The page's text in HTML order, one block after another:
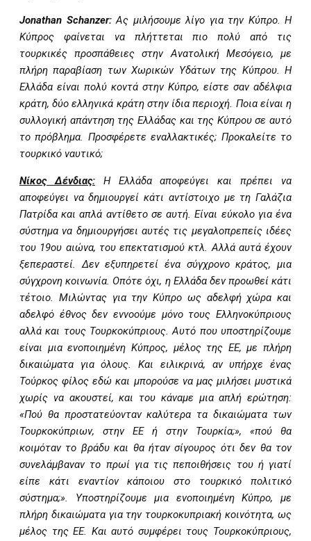
Jonathan Schanzer:Ας μιλήσουμε λίγο για την Κύπρο. Η
Κύπρος φαίνεται να πλήττεται πιο πολύ από τις
τουρκικές προσπάθειες στην Ανατολική Μεσόγειο, με
πλήρη παραβίαση των Χωρικών Υδάτων της Κύπρου. Η
Ελλάδα είναι πολύ κοντά στην Κύπρο, είστε σαν αδέλφια
κράτη, δύο ελληνικά κράτη στην ίδια περιοχή. Ποια είναι η
συλλογική απάντηση της Ελλάδας και της Κύπρου σε αυτό
το πρόβλημα. Προσφέρετε εναλλακτικές; Προκαλείτε το
τουρκικό ναυτικό;
Νίκος Δένδιας:
Η Ελλάδα αποφεύγει και πρέπει να
αποφεύγει να δημιουργεί κάτι αντίστοιχο με τη Γαλάζια
Πατρίδα και απλά αντίθετο σε αυτή. Είναι εύκολο για ένα
σύστημα να δημιουργήσει αυτές τις μεγαλοπρεπείς ιδέες
του 19ου αιώνα, του επεκτατισμού κτλ. Αλλά αυτά έχουν
ξεπεραστεί. Δεν εξυπηρετεί ένα σύγχρονο κράτος, μια
σύγχρονη κοινωνία. Οπότε όχι, η Ελλάδα δεν προωθεί κάτι
τέτοιο. Μιλώντας για την Κύπρο ως αδελφή χώρα και
αδελφό έθνος δεν εννοούμε μόνο τους Ελληνοκύπριους
αλλά και τους Τουρκοκύπριους. Αυτό που υποστηρίζουμε
είναι μια ενοποιημένη Κύπρος, μέλος της ΕΕ, με πλήρη
δικαιώματα για όλους. Και ειλικρινά, αν υπήρχε ένας
Τούρκος φίλος εδώ και μπορούσε να μας μιλήσει μυστικά
χωρίς να ακουστεί, και του κάναμε μια απλή ερώτηση:
«Πού θα προστατεύονταν καλύτερα τα δικαιώματα των
Τουρκοκύπριων, στην ΕΕ ή στην Τουρκία;», «πού θα
κοιμόταν το βράδυ και θα ήταν σίγουρος ότι δεν θα τον
συνελάμβαναν το πρωί για τις πεποιθήσεις του ή γιατί
είπε κάτι εναντίον κάποιου στο τουρκικό πολιτικό
σύστημα;». Υποστηρίζουμε μια ενοποιημένη Κύπρο, με
πλήρη δικαιώματα για την τουρκοκυπριακή κοινότητα, ως
μέλος της ΕΕ. Και αυτό συμφέρει τους Τουρκοκύπριους,